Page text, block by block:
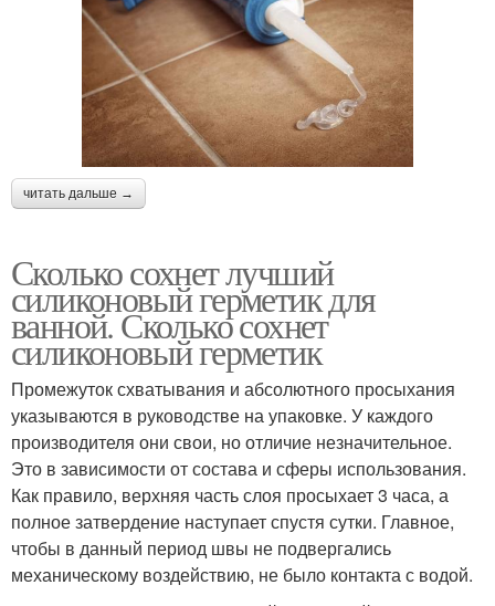
читать дальше →
Сколько сохнет лучший
силиконовый герметик для
ванной. Сколько сохнет
силиконовый герметик
Промежуток схватывания и абсолютного просыхания
указываются в руководстве на упаковке. У каждого
производителя они свои, но отличие незначительное.
Это в зависимости от состава и сферы использования.
Как правило, верхняя часть слоя просыхает 3 часа, а
полное затвердение наступает спустя сутки. Главное,
чтобы в данный период швы не подвергались
механическому воздействию, не было контакта с водой.